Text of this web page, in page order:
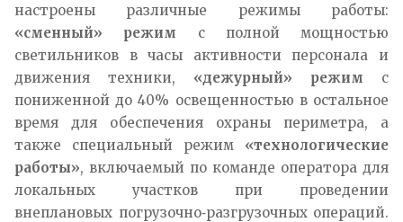
настроены различные режимы работы:
«сменный» режим с полной мощностью
светильников в часы активности персонала и
движения техники, «дежурный» режим с
пониженной до 40% освещенностью в остальное
время для обеспечения охраны периметра, а
также специальный режим «технологические
работы», включаемый по команде оператора для
локальных участков при проведении
внеплановых погрузочно‑разгрузочных операций.